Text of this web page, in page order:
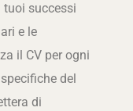
tuoi successi
e le
il CV per ogni
del
di